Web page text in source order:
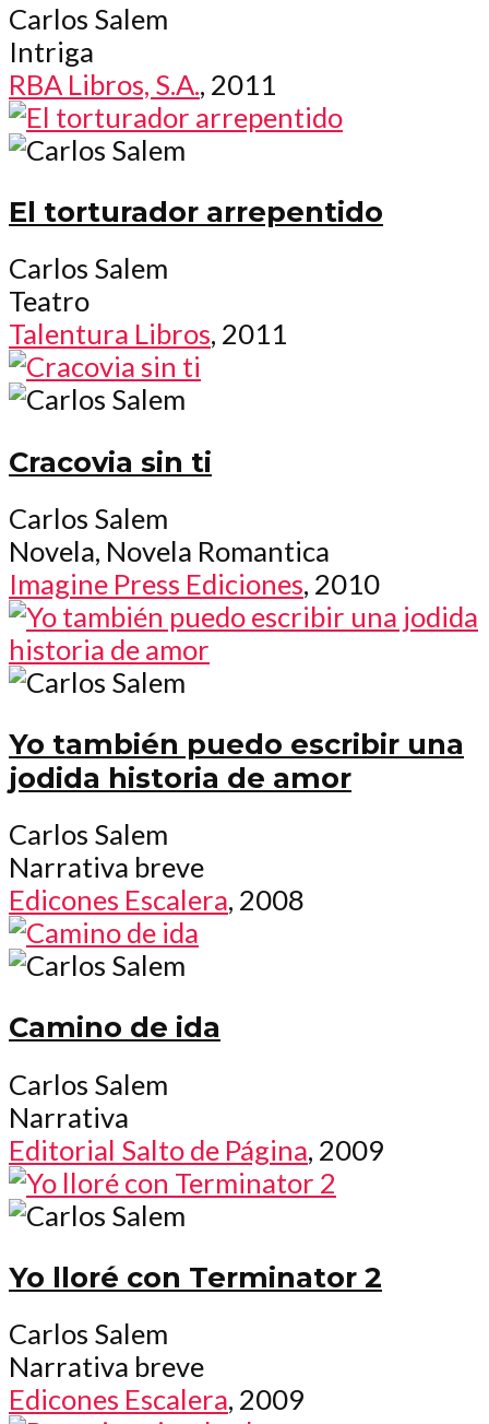
Carlos Salem
Intriga
RBA Libros, S.A., 2011
El torturador arrepentido
Carlos Salem
Teatro
Talentura Libros, 2011
Cracovia sin ti
Carlos Salem
Novela, Novela Romantica
Imagine Press Ediciones, 2010
Yo también puedo escribir una
jodida historia de amor
Carlos Salem
Narrativa breve
Edicones Escalera, 2008
Camino de ida
Carlos Salem
Narrativa
Editorial Salto de Página, 2009
Yo lloré con Terminator 2
Carlos Salem
Narrativa breve
Edicones Escalera, 2009